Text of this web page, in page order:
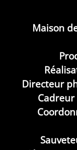
Maison
Directeur